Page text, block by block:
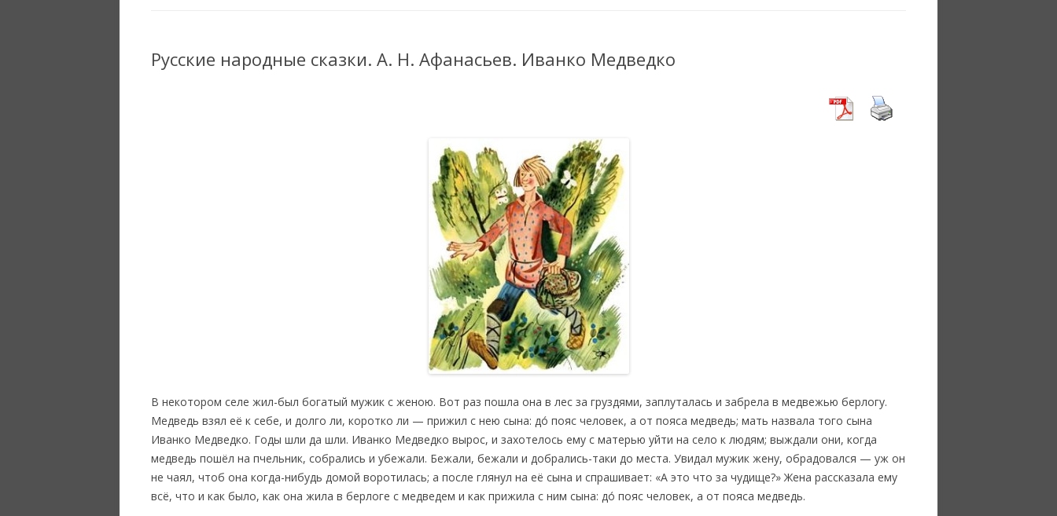
Русские народные сказки. А. Н. Афанасьев. Иванко Медведко
В некотором селе жил-был богатый мужик с женою. Вот раз пошла она в лес за груздями, заплуталась и забрела в медвежью берлогу.
Медведь взял её к себе, и долго ли, коротко ли — прижил с нею сына: до́ пояс человек, а от пояса медведь; мать назвала того сына
Иванко Медведко. Годы шли да шли. Иванко Медведко вырос, и захотелось ему с матерью уйти на село к людям; выждали они, когда
медведь пошёл на пчельник, собрались и убежали. Бежали, бежали и добрались-таки до места. Увидал мужик жену, обрадовался — уж он
не чаял, чтоб она когда-нибудь домой воротилась; а после глянул на её сына и спрашивает: «А это что за чудище?» Жена рассказала ему
всё, что и как было, как она жила в берлоге с медведем и как прижила с ним сына: до́ пояс человек, а от пояса медведь.